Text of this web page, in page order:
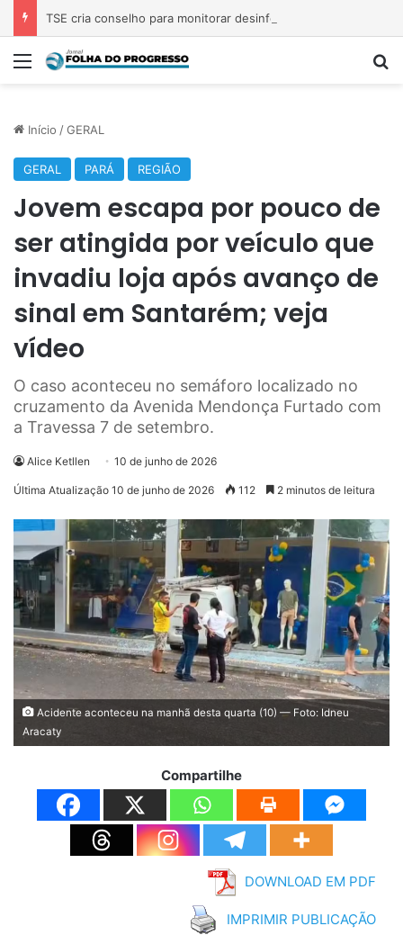
Menu
Início /GERAL
GERAL PARÁ REGIÃO
Jovem escapa por pouco de
ser atingida por veículo que
invadiu loja após avanço de
sinal em Santarém; veja
vídeo
O caso aconteceu no semáforo localizado no
cruzamento da Avenida Mendonça Furtado com
a Travessa 7 de setembro.
Alice Ketllen 10 de junho de 2026
Última Atualização 10 de junho de 2026 112 2 minutos de leitura
Acidente aconteceu na manhã desta quarta (10) — Foto: Idneu
Aracaty
Compartilhe
DOWNLOAD EM PDF
IMPRIMIR PUBLICAÇÃO